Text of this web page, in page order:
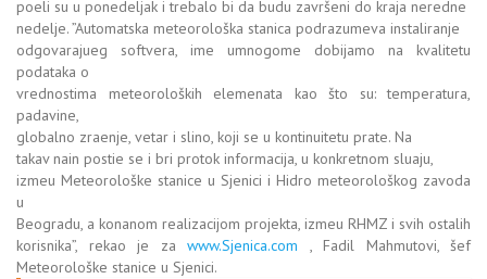
poeli su u ponedeljak i trebalo bi da budu završeni do kraja neredne
nedelje. ”Automatska meteorološka stanica podrazumeva instaliranje
odgovarajueg softvera, ime umnogome dobijamo na kvalitetu
podataka o
vrednostima meteoroloških elemenata kao što su: temperatura,
padavine,
globalno zraenje, vetar i slino, koji se u kontinuitetu prate. Na
takav nain postie se i bri protok informacija, u konkretnom sluaju,
izmeu Meteorološke stanice u Sjenici i Hidro meteorološkog zavoda
u
Beogradu, a konanom realizacijom projekta, izmeu RHMZ i svih ostalih
korisnika”, rekao je za www.Sjenica.com , Fadil Mahmutovi, šef
Meteorološke stanice u Sjenici.